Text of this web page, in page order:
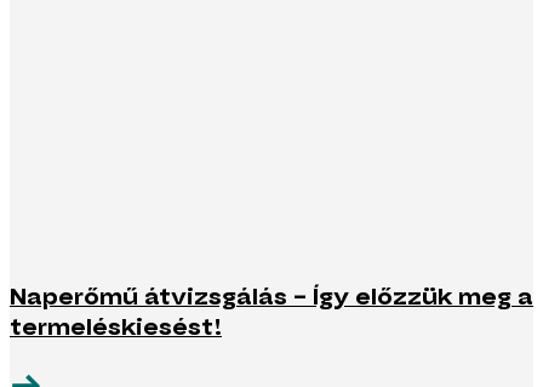
Naperőmű átvizsgálás – Így előzzük meg a
termeléskiesést!